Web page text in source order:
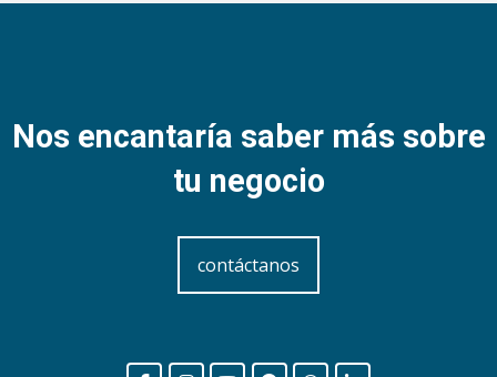
Nos encantaría saber más sobre
tu negocio
contáctanos